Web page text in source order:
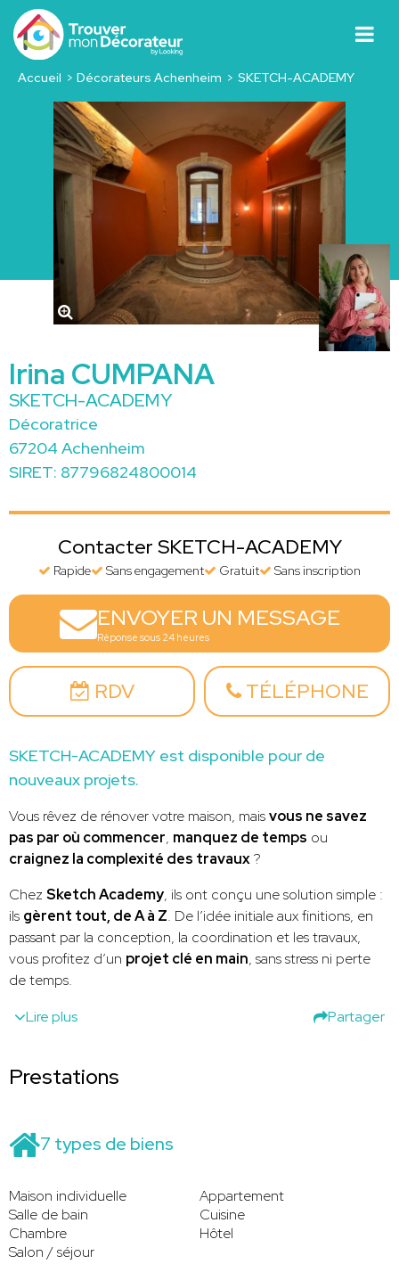
Accueil Décorateurs Achenheim SKETCH-ACADEMY
Irina CUMPANA
SKETCH-ACADEMY
Décoratrice
67204 Achenheim
SIRET: 87796824800014
Contacter SKETCH-ACADEMY
Rapide Sans engagement Gratuit Sans inscription
ENVOYER UN MESSAGE
Réponse sous 24 heures
RDV TÉLÉPHONE
SKETCH-ACADEMY est disponible pour de
nouveaux projets.
Vous rêvez de rénover votre maison, maisvous ne savez
pas par où commencer, manquez de temps ou
craignez la complexité des travaux?
Chez Sketch Academy, ils ont conçu une solution simple :
ils gèrent tout, de A à Z. De l’idée initiale aux finitions, en
passant par la conception, la coordination et les travaux,
vous profitez d’un projet clé en main, sans stress ni perte
de temps.
Lire plus
Partager
Prestations
7 types de biens
Maison individuelle
Appartement
Salle de bain
Cuisine
Chambre
Hôtel
Salon / séjour